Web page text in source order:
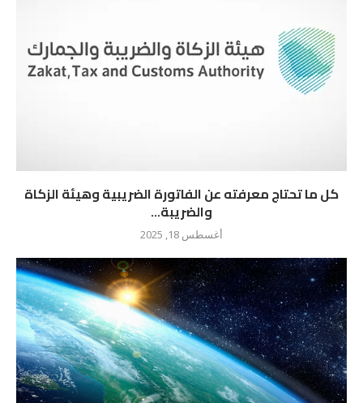
كل ما تحتاج معرفته عن الفاتورة الضريبية وهيئة الزكاة
والضريبة...
أغسطس 18, 2025